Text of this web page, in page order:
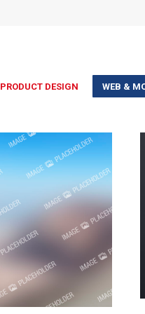
PRODUCT DESIGN WEB &